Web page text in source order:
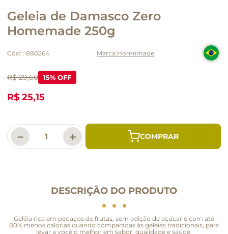
Geleia de Damasco Zero
Homemade 250g
Cód: : 880264 Homemade
R$ 29,60 15% OFF
R$ 25,15
＋
－
DESCRIÇÃO DO PRODUTO
Geléia rica em pedaços de frutas, sem adição de açúcar e com até
80% menos calorias quando comparadas às geleias tradicionais, para
levar a você o melhor em sabor, qualidade e saúde.